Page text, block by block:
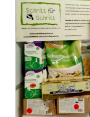
Rettet die